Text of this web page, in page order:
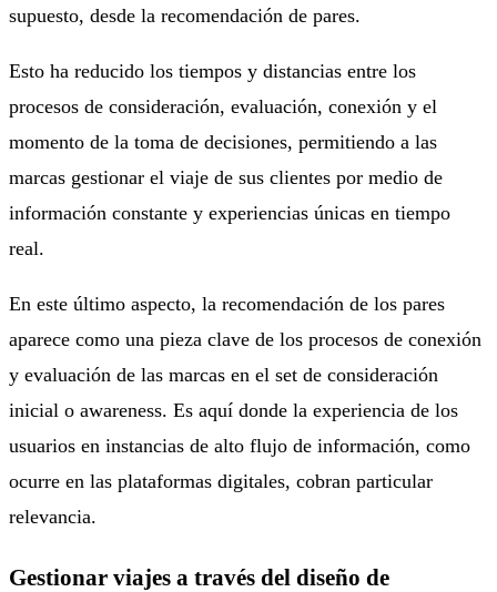
supuesto, desde la recomendación de pares.
Esto ha reducido los tiempos y distancias entre los
procesos de consideración, evaluación, conexión y el
momento de la toma de decisiones, permitiendo a las
marcas gestionar el viaje de sus clientes por medio de
información constante y experiencias únicas en tiempo
real.
En este último aspecto, la recomendación de los pares
aparece como una pieza clave de los procesos de conexión
y evaluación de las marcas en el set de consideración
inicial o awareness. Es aquí donde la experiencia de los
usuarios en instancias de alto flujo de información, como
ocurre en las plataformas digitales, cobran particular
relevancia.
Gestionar viajes a través del diseño de